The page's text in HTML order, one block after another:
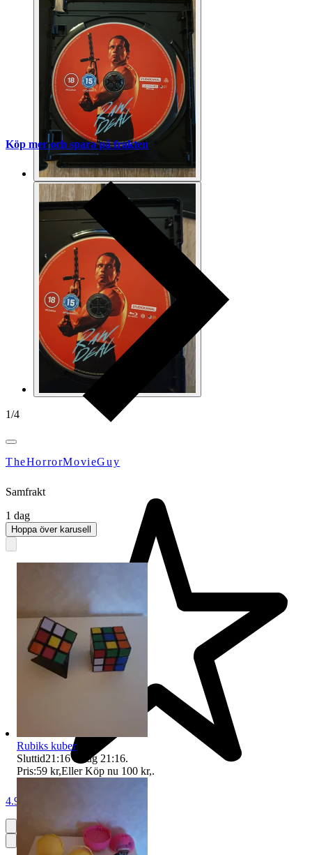
1/4
TheHorrorMovieGuy
4.9
Köp mer och spara på frakten
Samfrakt
1 dag
Hoppa över karusell
Rubiks kuber
Sluttid21:16 8 aug 21:16.
Pris:59 kr,Eller Köp nu 100 kr,.